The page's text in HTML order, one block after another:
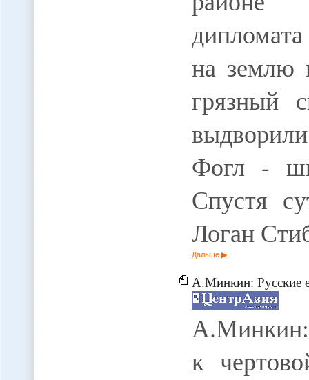
на землю
грязный
Фогл -
Спустя
Логан
Дальше
А.Минкин: Русские
к